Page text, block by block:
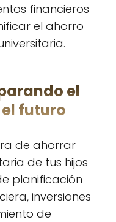
financieros
el ahorro
el
futuro
de ahorrar
de tus hijos
planificación
inversiones
de